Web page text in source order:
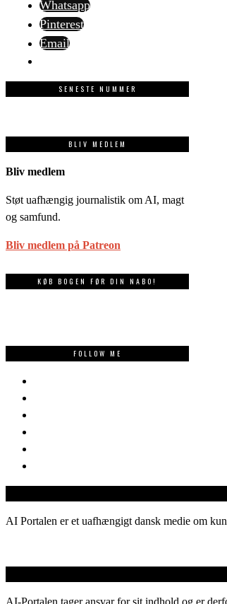
Whatsapp
Pinterest
Email
SENESTE NUMMER
BLIV MEDLEM
Bliv medlem
Støt uafhængig journalistik om AI, magt
og samfund.
Bliv medlem på Patreon
KØB BOGEN FØR DIN NABO!
FOLLOW ME
AI Portalen er et uafhængigt dansk medie om
AI-Portalen tager ansvar for sit indhold og er